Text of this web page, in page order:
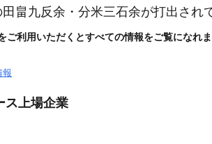
畠九反余・分米三石余が打出され
ご利用いただくとすべての情報をご覧になれ
報
ス上場企業